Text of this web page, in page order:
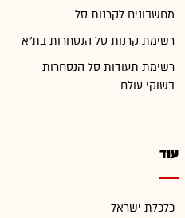
מחשבונים לקרנות סל
רשימת קרנות סל הנסחרות בת"א
רשימת תעודות סל הנסחרות
בשוקי עולם
עוד
כלכלת ישראל